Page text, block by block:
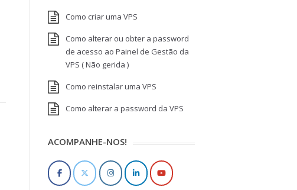
Como criar uma VPS
Como alterar ou obter a password
de acesso ao Painel de Gestão da
VPS ( Não gerida )
Como reinstalar uma VPS
Como alterar a password da VPS
ACOMPANHE-NOS!